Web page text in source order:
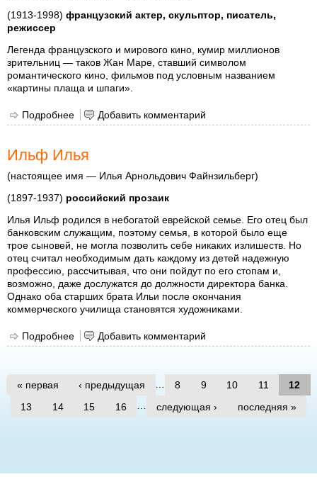
(1913-1998) французский актер, скульптор, писатель,
режиссер
Легенда французского и мирового кино, кумир миллионов
зрительниц — таков Жан Маре, ставший символом
романтического кино, фильмов под условным названием
«картины плаща и шпаги».
Подробнее о Маре, Жан
Добавить комментарий
Ильф Илья
(настоящее имя — Илья Арнольдович Файнзильберг)
(1897-1937) российский прозаик
Илья Ильф родился в небогатой еврейской семье. Его отец был
банковским служащим, поэтому семья, в которой было еще
трое сыновей, не могла позволить себе никаких излишеств. Но
отец считал необходимым дать каждому из детей надежную
профессию, рассчитывая, что они пойдут по его стопам и,
возможно, даже дослужатся до должности директора банка.
Однако оба старших брата Ильи после окончания
коммерческого училища становятся художниками.
Подробнее о Ильф Илья
Добавить комментарий
Страницы
« первая ‹ предыдущая 8 9 10 11
12
13
14 15 16 … следующая › последняя »